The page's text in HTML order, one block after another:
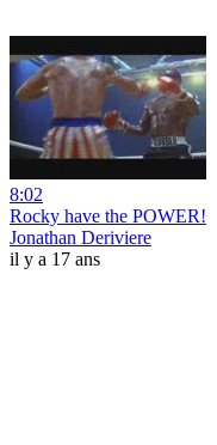
8:02
Rocky have the POWER!
Jonathan Deriviere
il y a 17 ans